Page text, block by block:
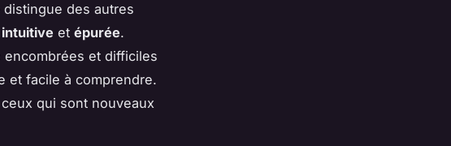
distingue des autres
et épurée.
encombrées et difficiles
et facile à comprendre.
qui sont nouveaux